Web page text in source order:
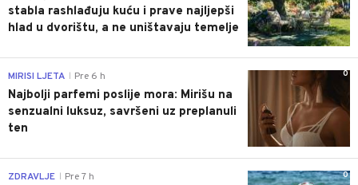
stabla rashlađuju kuću i prave najljepši
hlad u dvorištu, a ne uništavaju temelje
0
MIRISI LJETA Pre 6 h
Najbolji parfemi poslije mora: Mirišu na
senzualni luksuz, savršeni uz preplanuli
ten
0
ZDRAVLJE Pre 7 h